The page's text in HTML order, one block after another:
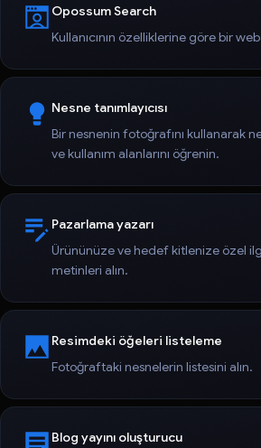
Opossum Search
Kullanıcının özelliklerine göre bir
Nesne tanımlayıcısı
Bir nesnenin fotoğrafını kullanarak
ve kullanım alanlarını öğrenin.
Pazarlama yazarı
Ürününüze ve hedef kitlenize özel
metinleri alın.
Resimdeki öğeleri listeleme
Fotoğraftaki nesnelerin listesini alın.
Blog yayını oluşturucu